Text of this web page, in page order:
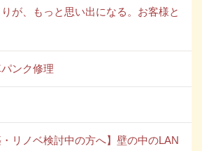
が、もっと思い出になる。お客様と
ンク修理
・リノベ検討中の方へ】壁の中のLAN